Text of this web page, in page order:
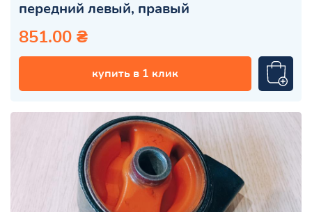
передний левый, правый
851.00 ₴
купить в 1 клик